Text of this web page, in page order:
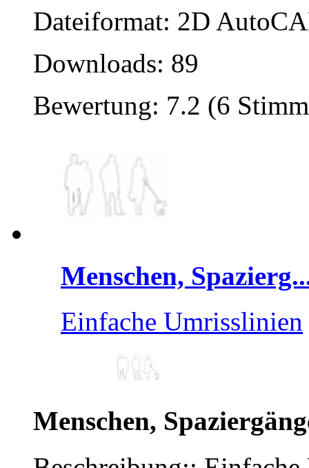
Dateiformat: 2D
Downloads: 89
Bewertung: 7.2 (6
Menschen,
Einfache Umrisslinien
Menschen,